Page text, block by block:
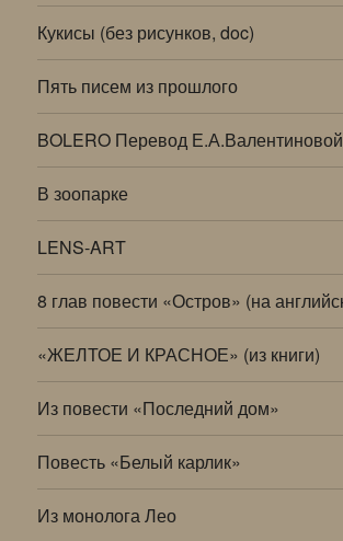
Кукисы (без рисунков, doc)
Пять писем из прошлого
BOLERO Перевод
В зоопарке
LENS-ART
8 глав повести «Остров» (на
«ЖЕЛТОЕ И КРАСНОЕ» (из книги)
Из повести «Последний дом»
Повесть «Белый карлик»
Из монолога Лео